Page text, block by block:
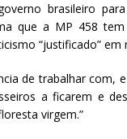
brasileiro
que a MP 458
“justificado” em
de trabalhar com,
a ficarem e
virgem.”